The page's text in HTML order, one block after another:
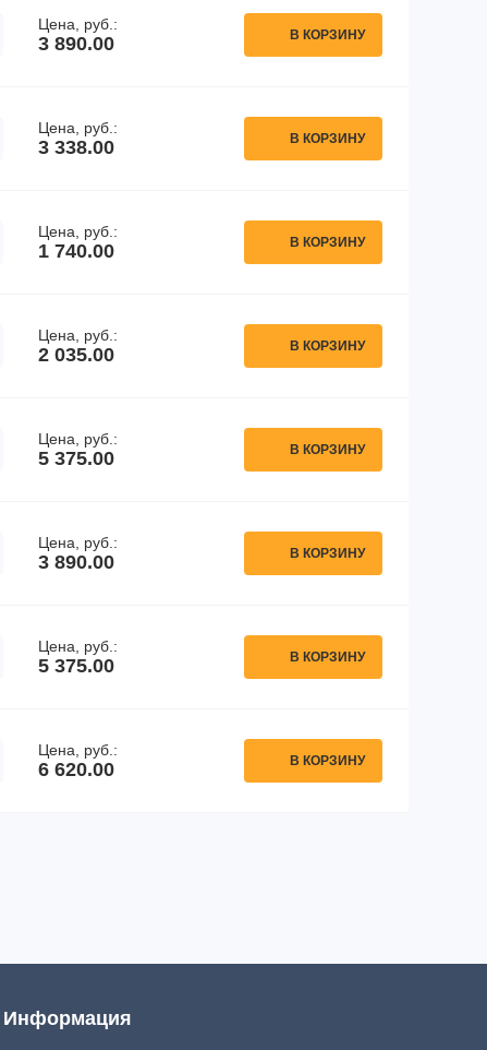
Цена, руб.:
3 890.00 В КОРЗИНУ
Цена, руб.:
3 338.00 В КОРЗИНУ
Цена, руб.:
1 740.00 В КОРЗИНУ
Цена, руб.:
2 035.00 В КОРЗИНУ
Цена, руб.:
5 375.00 В КОРЗИНУ
Цена, руб.:
3 890.00 В КОРЗИНУ
Цена, руб.:
5 375.00 В КОРЗИНУ
Цена, руб.:
6 620.00 В КОРЗИНУ
Информация